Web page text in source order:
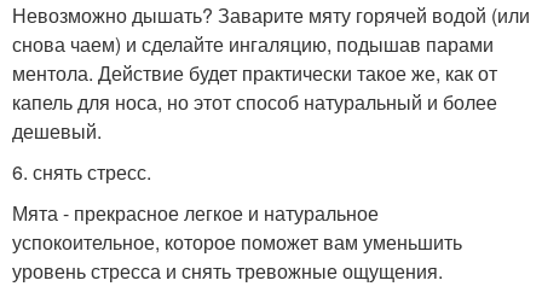
Невозможно дышать? Заварите мяту горячей водой (или
снова чаем) и сделайте ингаляцию, подышав парами
ментола. Действие будет практически такое же, как от
капель для носа, но этот способ натуральный и более
дешевый.
6. снять стресс.
Мята - прекрасное легкое и натуральное
успокоительное, которое поможет вам уменьшить
уровень стресса и снять тревожные ощущения.